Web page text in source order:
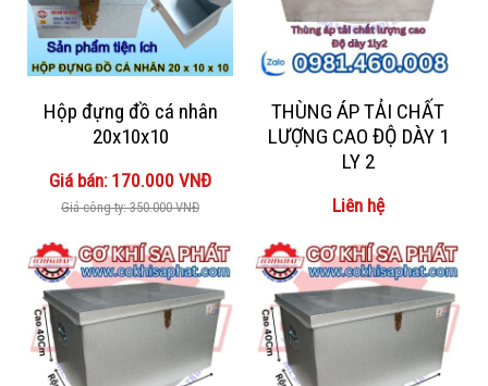
Hộp đựng đồ cá nhân
20x10x10
Giá bán: 170.000 VNĐ
Giá công ty: 350.000 VNĐ
THÙNG ÁP TẢI CHẤT
LƯỢNG CAO ĐỘ DÀY 1
LY 2
Liên hệ